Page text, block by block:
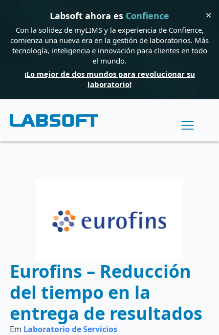
Labsoft ahora es Confience
Con la solidez de myLIMS y la experiencia de Confience,
comienza una nueva era en la gestión de laboratorios. Más
tecnología, inteligencia e innovación para clientes en todo
el mundo.
¡Lo mejor de dos mundos para revolucionar su
laboratorio!
✕
Eurofins – Reducción
del tiempo en la
entrega de resultados
Em Laboratorio de Servicios